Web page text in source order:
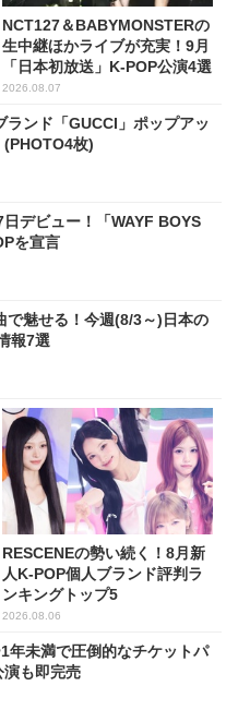
NCT127＆BABYMONSTERの
生中継ほかライブが充実！9月
「日本初放送」K-POP公演4選
2026.08.07
ンド「GUCCI」ポップアッ
(PHOTO4枚)
デビュー！「WAYF BOYS
を宣言
で魅せる！今週(8/3～)日本の
報7選
RESCENEの勢い続く！8月新
人K-POP個人ブランド評判ラ
ンキングトップ5
2026.08.06
年未満で圧倒的なチケットパ
演も即完売